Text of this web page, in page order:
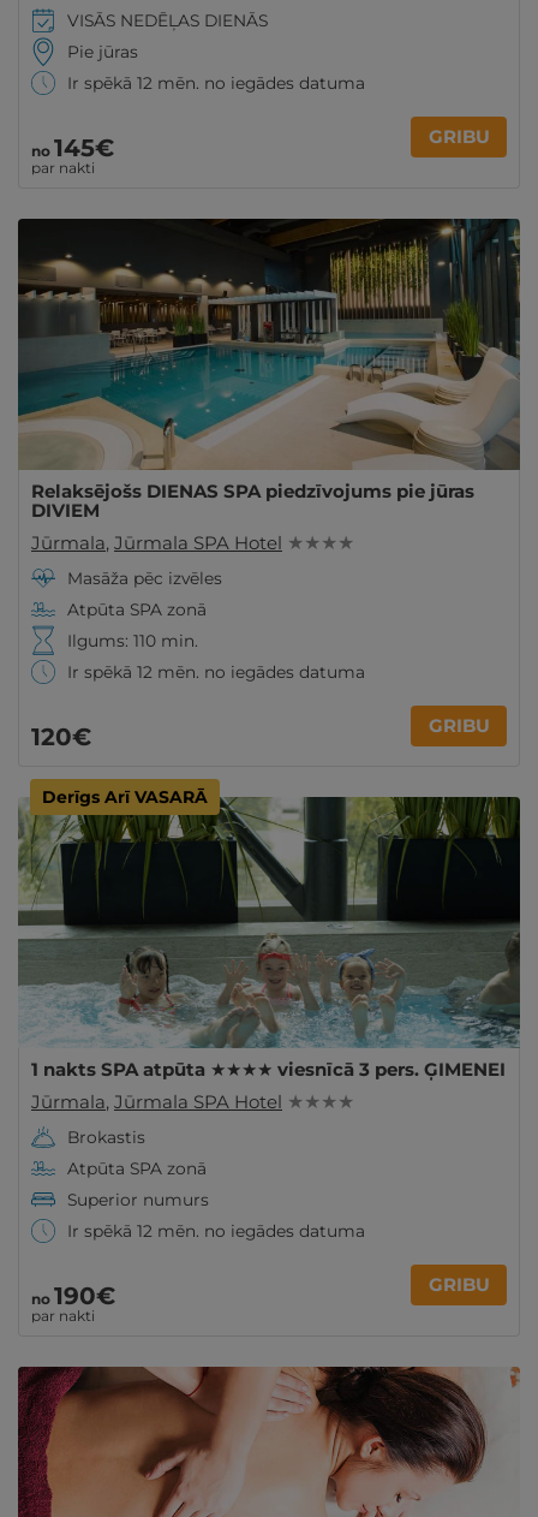
VISĀS NEDĒĻAS DIENĀS
Pie jūras
Ir spēkā 12 mēn. no iegādes datuma
no 145€
par nakti
GRIBU
Relaksējošs DIENAS SPA piedzīvojums pie jūras
DIVIEM
Jūrmala, Jūrmala SPA Hotel ★ ★ ★ ★
Masāža pēc izvēles
Atpūta SPA zonā
Ilgums: 110 min.
Ir spēkā 12 mēn. no iegādes datuma
120€ GRIBU
Derīgs Arī VASARĀ
1 nakts SPA atpūta ★★★★ viesnīcā 3 pers. ĢIMENEI
Jūrmala, Jūrmala SPA Hotel ★ ★ ★ ★
Brokastis
Atpūta SPA zonā
Superior numurs
Ir spēkā 12 mēn. no iegādes datuma
no 190€
par nakti
GRIBU